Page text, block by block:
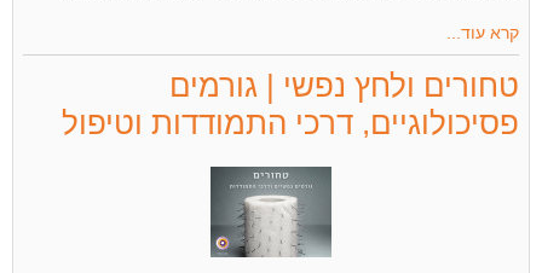
קרא עוד...
טחורים ולחץ נפשי | גורמים
פסיכולוגיים, דרכי התמודדות וטיפול